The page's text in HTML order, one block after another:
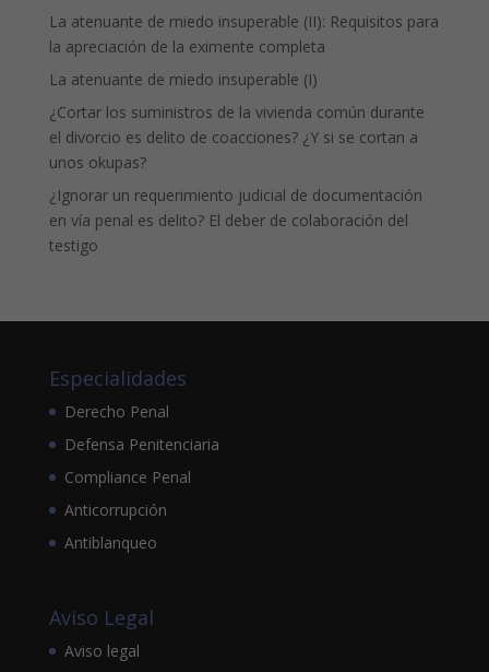
La atenuante de miedo insuperable (II): Requisitos para
la apreciación de la eximente completa
La atenuante de miedo insuperable (I)
¿Cortar los suministros de la vivienda común durante
el divorcio es delito de coacciones? ¿Y si se cortan a
unos okupas?
¿Ignorar un requerimiento judicial de documentación
en vía penal es delito? El deber de colaboración del
testigo
Especialidades
Derecho Penal
Defensa Penitenciaria
Compliance Penal
Anticorrupción
Antiblanqueo
Aviso Legal
Aviso legal